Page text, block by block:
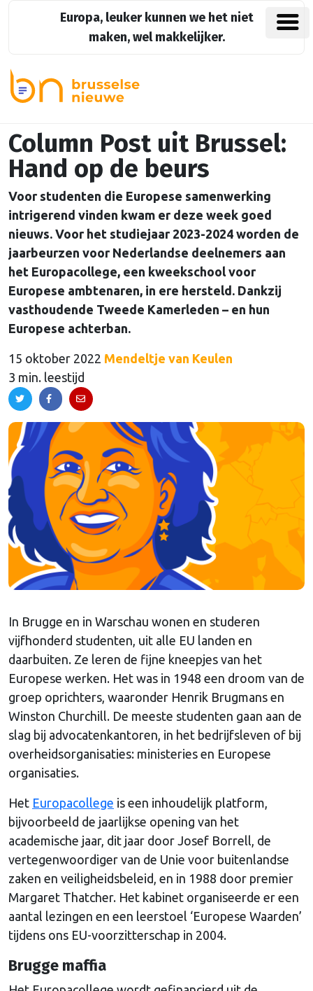
Europa, leuker kunnen we het niet
maken, wel makkelijker.
Column Post uit Brussel:
Hand op de beurs
Voor studenten die Europese samenwerking
intrigerend vinden kwam er deze week goed
nieuws. Voor het studiejaar 2023-2024 worden de
jaarbeurzen voor Nederlandse deelnemers aan
het Europacollege, een kweekschool voor
Europese ambtenaren, in ere hersteld. Dankzij
vasthoudende Tweede Kamerleden – en hun
Europese achterban.
15 oktober 2022 Mendeltje van Keulen
3 min. leestijd
In Brugge en in Warschau wonen en studeren
vijfhonderd studenten, uit alle EU landen en
daarbuiten. Ze leren de fijne kneepjes van het
Europese werken. Het was in 1948 een droom van de
groep oprichters, waaronder Henrik Brugmans en
Winston Churchill. De meeste studenten gaan aan de
slag bij advocatenkantoren, in het bedrijfsleven of bij
overheidsorganisaties: ministeries en Europese
organisaties.
Het Europacollege is een inhoudelijk platform,
bijvoorbeeld de jaarlijkse opening van het
academische jaar, dit jaar door Josef Borrell, de
vertegenwoordiger van de Unie voor buitenlandse
zaken en veiligheidsbeleid, en in 1988 door premier
Margaret Thatcher. Het kabinet organiseerde er een
aantal lezingen en een leerstoel ‘Europese Waarden’
tijdens ons EU-voorzitterschap in 2004.
Brugge maffia